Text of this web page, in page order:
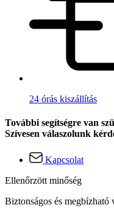
24 órás kiszállítás
További segítségre van
Szívesen válaszolunk
Kapcsolat
Ellenőrzött minőség
Biztonságos és megbízható